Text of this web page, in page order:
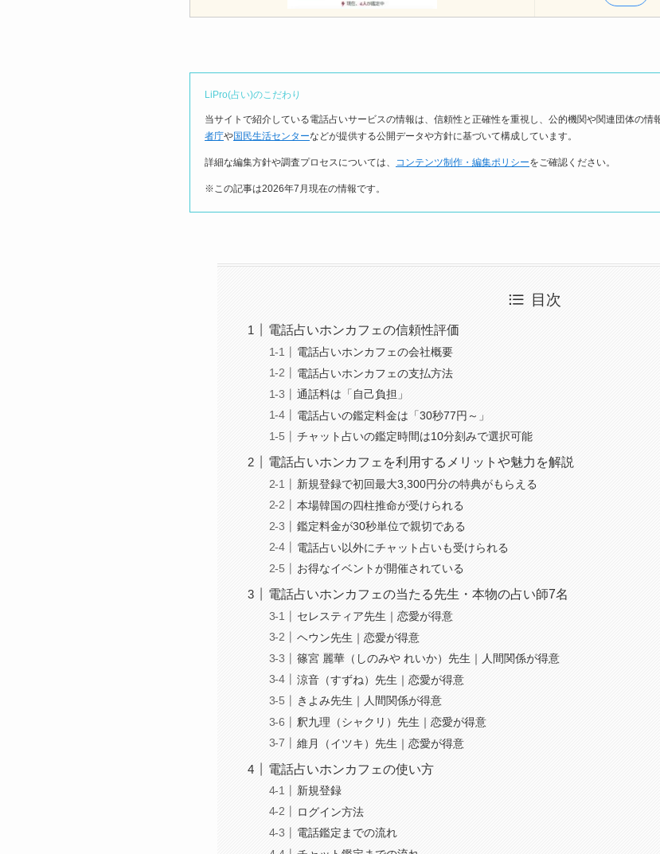
LiPro(占い)のこだわり
当サイトで紹介している電話占いサービスの情報は、信頼性と正確性を重視し、公的機関や関連団体の情
者庁や国民生活センターなどが提供する公開データや方針に基づいて構成しています。
詳細な編集方針や調査プロセスについては、 コンテンツ制作・編集ポリシーをご確認ください。
※この記事は2026年7月現在の情報です。
目次
電話占いホンカフェの信頼性評価
電話占いホンカフェの会社概要
電話占いホンカフェの支払方法
通話料は「自己負担」
電話占いの鑑定料金は「30秒77円～」
チャット占いの鑑定時間は10分刻みで選択可能
電話占いホンカフェを利用するメリットや魅力を解説
新規登録で初回最大3,300円分の特典がもらえる
本場韓国の四柱推命が受けられる
鑑定料金が30秒単位で親切である
電話占い以外にチャット占いも受けられる
お得なイベントが開催されている
電話占いホンカフェの当たる先生・本物の占い師7名
セレスティア先生｜恋愛が得意
ヘウン先生｜恋愛が得意
篠宮 麗華（しのみや れいか）先生｜人間関係が得意
涼音（すずね）先生｜恋愛が得意
きよみ先生｜人間関係が得意
釈九理（シャクリ）先生｜恋愛が得意
維月（イツキ）先生｜恋愛が得意
電話占いホンカフェの使い方
新規登録
ログイン方法
電話鑑定までの流れ